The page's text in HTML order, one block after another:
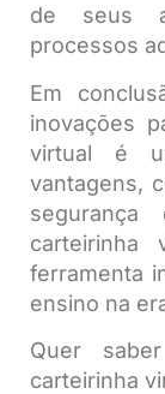
de seus
processos
Em
inovações
virtual é
vantagens,
carteirinha
ferramenta
ensino na
Quer
carteirinha